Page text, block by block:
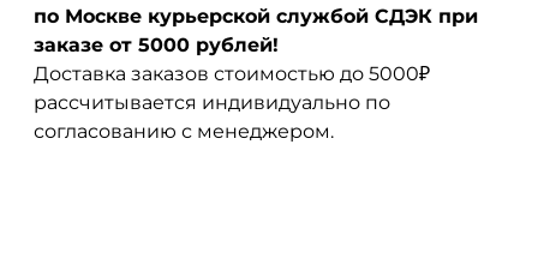
по Москве курьерской службой СДЭК при
заказе от 5000 рублей!
Доставка заказов стоимостью до 5000₽
рассчитывается индивидуально по
согласованию с менеджером.